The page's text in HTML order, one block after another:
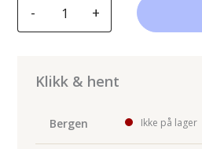
-
crossbar
bench
antall
+
Klikk & hent
Bergen Ikke på lager